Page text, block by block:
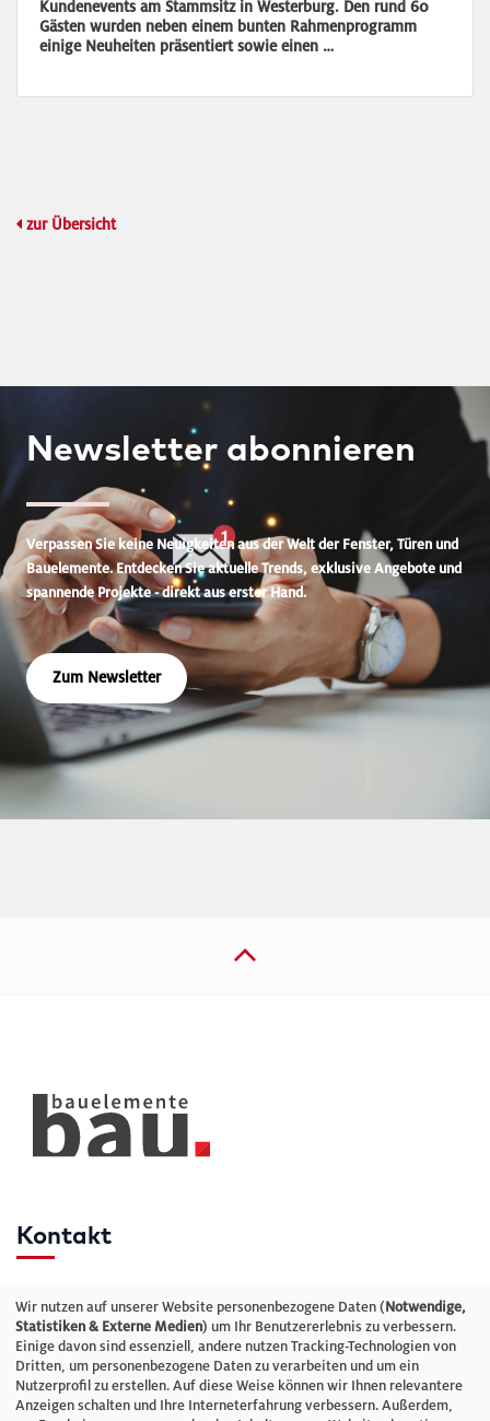
Kundenevents am Stammsitz in Westerburg. Den rund 60
Gästen wurden neben einem bunten Rahmenprogramm
einige Neuheiten präsentiert sowie einen …
zur Übersicht
Newsletter abonnieren
Verpassen Sie keine Neuigkeiten aus der Welt der Fenster, Türen und
Bauelemente. Entdecken Sie aktuelle Trends, exklusive Angebote und
spannende Projekte - direkt aus erster Hand.
Zum Newsletter
Kontakt
Telefon: +49 (0)711 2585563-0
E-Mail:info@bauelemente-bau.eu
Unternehmen
Wir nutzen auf unserer Website personenbezogene Daten (Notwendige,
Statistiken & Externe Medien) um Ihr Benutzererlebnis zu verbessern.
Einige davon sind essenziell, andere nutzen Tracking-Technologien von
Dritten, um personenbezogene Daten zu verarbeiten und um ein
Nutzerprofil zu erstellen. Auf diese Weise können wir Ihnen relevantere
Anzeigen schalten und Ihre Interneterfahrung verbessern. Außerdem,